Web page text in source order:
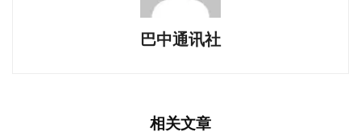
巴中通讯社
相关文章